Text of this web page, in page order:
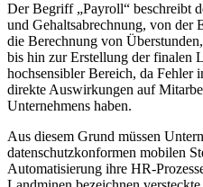
Der Begriff „Payroll“ beschreibt
und Gehaltsabrechnung, von der
die Berechnung von
bis hin zur Erstellung der finalen
hochsensibler Bereich, da Fehler
direkte Auswirkungen auf
Unternehmens haben.
Aus diesem Grund müssen
datenschutzkonformen mobilen
Automatisierung ihre HR-